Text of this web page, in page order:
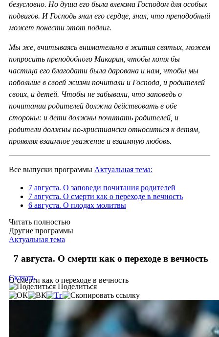
безусловно. Но душа его была влекома Господом для особых
подвигов. И Господь знал его сердце, знал, что преподобный
может понести этот подвиг.
Мы же, вчитываясь внимательно в жития святых, можем
попросить преподобного Макария, чтобы хотя бы
частица его благодати была дарована и нам, чтобы мы
побольше в своей жизни почитали и Господа, и родителей
своих, и детей. Чтобы не забывали, что заповедь о
почитании родителей должна действовать в обе
стороны: и дети должны почитать родителей, и
родители должны по-христиански относиться к детям,
проявляя взаимное уважение и взаимную любовь.
Все выпуски программы Актуальная тема:
7 августа. О заповеди почитания родителей
7 августа. О смерти как о переходе в вечность
6 августа. О плодах молитвы
Читать полностью
Другие программы
Актуальная тема
7 августа. О смерти как о переходе в вечность
О смерти как о переходе в вечность
Скачать
Поделиться